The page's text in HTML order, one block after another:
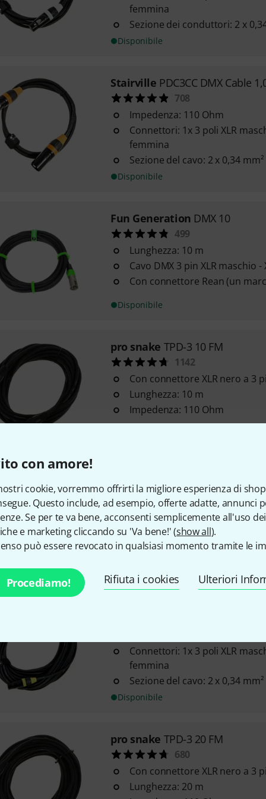
con amore!
cookie, vorremmo offrirti la migliore esperienza di
Questo include, ad esempio, offerte adatte, annunci
Se per te va bene, acconsenti semplicemente all'uso
e marketing cliccando su 'Va bene!' (show all).
può essere revocato in qualsiasi momento tramite le
Procediamo! Rifiuta i cookies Ulteriori
femmina
Sezione dei conduttori: 2 x
Disponibile
Stairville PDC3CC DMX Cable
708
Impedenza: 110 Ohm
Connettori: 1x 3 poli XLR
femmina
Sezione del cavo: 2 x 0,34 mm²
Disponibile
Fun Generation DMX 10
499
Lunghezza: 10 m
Cavo DMX 3 pin XLR maschio -
Con connettore Rean (un
Disponibile
pro snake TPD-3 10 FM
1142
Con connettore XLR nero a 3
Lunghezza: 10 m
Impedenza: 110 Ohm
1532
Con connettori XLR neri a 3
Lunghezza: 2 m
Impedenza: 110 Ohm
Connettori: 1x 3 poli XLR
femmina
Sezione del cavo: 2 x 0,34 mm²
Disponibile
pro snake TPD-3 20 FM
680
Con connettore XLR nero a 3
Lunghezza: 20 m